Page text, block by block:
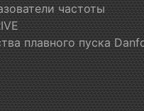
частоты
плавного пуска